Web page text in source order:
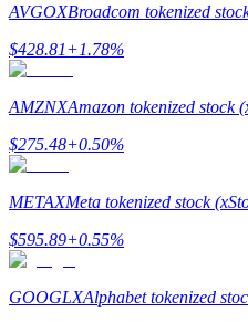
AVGOXBroadcom tokenized
$428.81+1.78%
AMZNXAmazon tokenized stock
$275.48+0.50%
METAXMeta tokenized stock
$595.89+0.55%
GOOGLXAlphabet tokenized